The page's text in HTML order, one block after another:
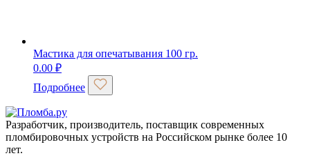
Мастика для опечатывания 100 гр.
0.00 ₽
Подробнее
Разработчик, производитель, поставщик современных
пломбировочных устройств на Российском рынке более 10
лет.